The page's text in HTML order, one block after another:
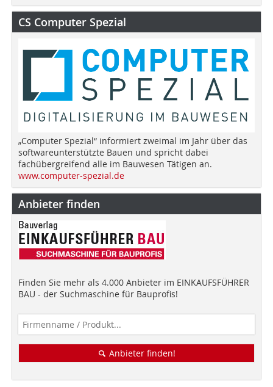
CS Computer Spezial
„Computer Spezial“ informiert zweimal im Jahr über das
softwareunterstützte Bauen und spricht dabei
fachübergreifend alle im Bauwesen Tätigen an.
www.computer-spezial.de
Anbieter finden
Finden Sie mehr als 4.000 Anbieter im EINKAUFSFÜHRER
BAU - der Suchmaschine für Bauprofis!
Anbieter finden!